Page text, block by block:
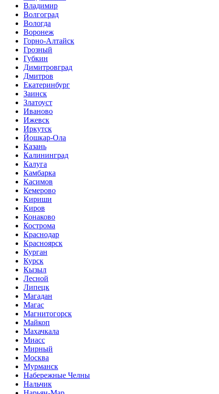
Владимир
Волгоград
Вологда
Воронеж
Горно-Алтайск
Грозный
Губкин
Димитровград
Дмитров
Екатеринбург
Заинск
Златоуст
Иваново
Ижевск
Иркутск
Йошкар-Ола
Казань
Калининград
Калуга
Камбарка
Касимов
Кемерово
Кириши
Киров
Конаково
Кострома
Краснодар
Красноярск
Курган
Курск
Кызыл
Лесной
Липецк
Магадан
Магас
Магнитогорск
Майкоп
Махачкала
Миасс
Мирный
Москва
Мурманск
Набережные Челны
Нальчик